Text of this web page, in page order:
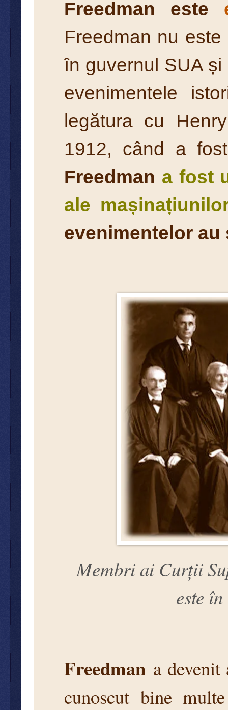
Freedman este
Freedman nu
în guvernul SUA
evenimentele
legătura cu
1912, când a
Freedman a fost
ale
evenimentelor au
Membri ai Curții
este
Freedman a
cunoscut bine